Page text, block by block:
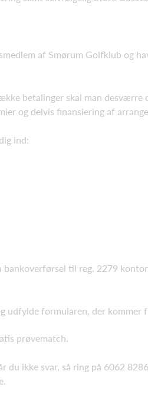
af Smørum Golfklub og
betalinger skal man desværre
og delvis finansiering af
ind:
til reg. 2279
udfylde formularen, der kommer
prøvematch.
du ikke svar, så ring på 6062